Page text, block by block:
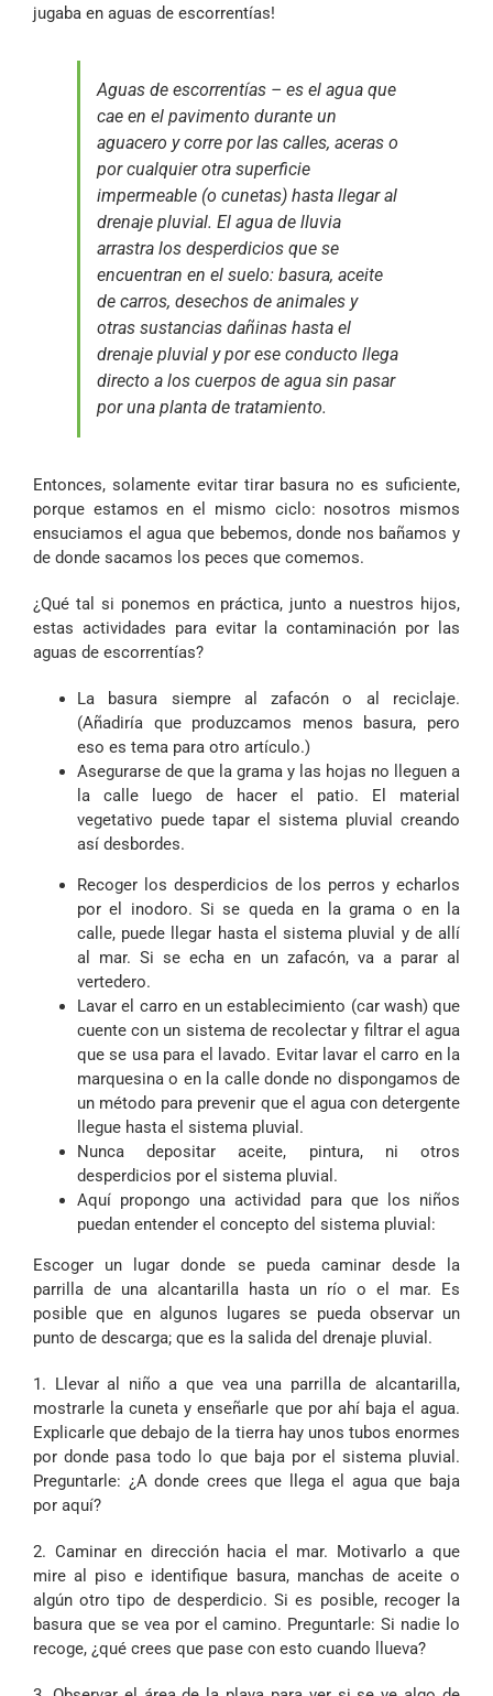
jugaba en aguas de escorrentías!
Aguas de escorrentías – es el agua que
cae en el pavimento durante un
aguacero y corre por las calles, aceras o
por cualquier otra superficie
impermeable (o cunetas) hasta llegar al
drenaje pluvial. El agua de lluvia
arrastra los desperdicios que se
encuentran en el suelo: basura, aceite
de carros, desechos de animales y
otras sustancias dañinas hasta el
drenaje pluvial y por ese conducto llega
directo a los cuerpos de agua sin pasar
por una planta de tratamiento.
Entonces, solamente evitar tirar basura no es suficiente,
porque estamos en el mismo ciclo: nosotros mismos
ensuciamos el agua que bebemos, donde nos bañamos y
de donde sacamos los peces que comemos.
¿Qué tal si ponemos en práctica, junto a nuestros hijos,
estas actividades para evitar la contaminación por las
aguas de escorrentías?
La basura siempre al zafacón o al reciclaje.
(Añadiría que produzcamos menos basura, pero
eso es tema para otro artículo.)
Asegurarse de que la grama y las hojas no lleguen a
la calle luego de hacer el patio. El material
vegetativo puede tapar el sistema pluvial creando
así desbordes.
Recoger los desperdicios de los perros y echarlos
por el inodoro. Si se queda en la grama o en la
calle, puede llegar hasta el sistema pluvial y de allí
al mar. Si se echa en un zafacón, va a parar al
vertedero.
Lavar el carro en un establecimiento (car wash) que
cuente con un sistema de recolectar y filtrar el agua
que se usa para el lavado. Evitar lavar el carro en la
marquesina o en la calle donde no dispongamos de
un método para prevenir que el agua con detergente
llegue hasta el sistema pluvial.
Nunca depositar aceite, pintura, ni otros
desperdicios por el sistema pluvial.
Aquí propongo una actividad para que los niños
puedan entender el concepto del sistema pluvial:
Escoger un lugar donde se pueda caminar desde la
parrilla de una alcantarilla hasta un río o el mar. Es
posible que en algunos lugares se pueda observar un
punto de descarga; que es la salida del drenaje pluvial.
1. Llevar al niño a que vea una parrilla de alcantarilla,
mostrarle la cuneta y enseñarle que por ahí baja el agua.
Explicarle que debajo de la tierra hay unos tubos enormes
por donde pasa todo lo que baja por el sistema pluvial.
Preguntarle: ¿A donde crees que llega el agua que baja
por aquí?
2. Caminar en dirección hacia el mar. Motivarlo a que
mire al piso e identifique basura, manchas de aceite o
algún otro tipo de desperdicio. Si es posible, recoger la
basura que se vea por el camino. Preguntarle: Si nadie lo
recoge, ¿qué crees que pase con esto cuando llueva?